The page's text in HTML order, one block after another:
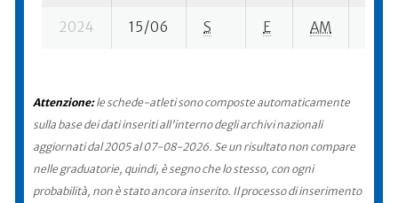
2024 15/06 S E AM
Attenzione:le schede-atleti sono composte automaticamente
sulla base dei dati inseriti all'interno degli archivi nazionali
aggiornati dal 2005 al 07-08-2026. Se un risultato non compare
nelle graduatorie, quindi, è segno che lo stesso, con ogni
probabilità, non è stato ancora inserito. Il processo di inserimento